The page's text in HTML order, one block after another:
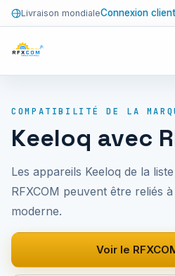
Livraison mondialeConnexion client
COMPATIBILITÉ DE LA
Keeloq avec
Les appareils Keeloq de la
RFXCOM peuvent être reliés
moderne.
Voir le